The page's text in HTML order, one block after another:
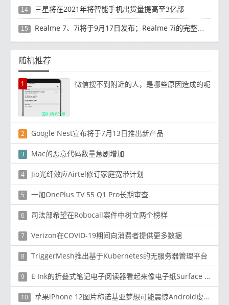
14 三星将在2021年将智能手机出货量提高至3亿部
15 Realme 7、7i将于9月17日发布；Realme 7i的完整规格并导致泄漏
随机推荐
1 微信搜不到附近的人，是哪些原因造成的呢
2 Google Nest宣布将于7月13日推出新产品
3 Mac的恶意代码数量急剧增加
4 Jio光纤效应Airtel修订家庭宽带计划
5 一加OnePlus TV 55 Q1 Pro长期审查
6 司法部希望在Robocall案件中树立两个榜样
7 Verizon在COVID-19期间向消费者提供更多数据
8 TriggerMesh推出基于Kubernetes的无服务器管理平台
9 E Ink的折叠式笔记电子阅读器看起来像电子纸Surface Duo
10 苹果iPhone 12图片称诺基亚梦想可能震惊Android虔诚者